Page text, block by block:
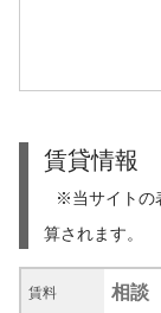
賃貸情報
※当サイトの
算されます。
賃料 相談